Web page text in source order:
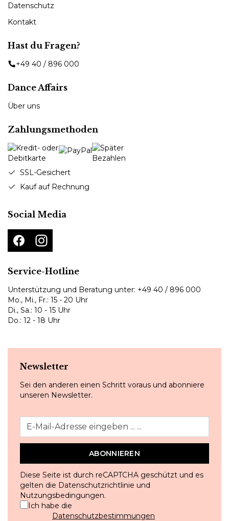
Datenschutz
Kontakt
Hast du Fragen?
+49 40 / 896 000
Dance Affairs
Über uns
Zahlungsmethoden
SSL-Gesichert
Kauf auf Rechnung
Social Media
Service-Hotline
Unterstützung und Beratung unter: +49 40 / 896 000
Mo., Mi., Fr.: 15 - 20 Uhr
Di., Sa.: 10 - 15 Uhr
Do.: 12 - 18 Uhr
Newsletter
Sei den anderen einen Schritt voraus und abonniere
unseren Newsletter.
ABONNIEREN
Diese Seite ist durch reCAPTCHA geschützt und es
gelten die Datenschutzrichtlinie und
Nutzungsbedingungen.
Ich habe die
Datenschutzbestimmungen